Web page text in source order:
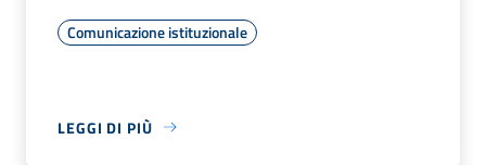
Comunicazione istituzionale
LEGGI DI PIÙ